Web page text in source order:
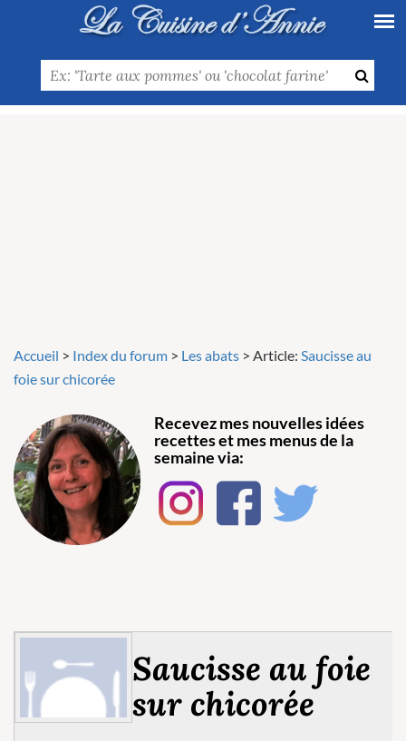
Accueil > Index du forum > Les abats > Article: Saucisse au
foie sur chicorée
Recevez mes nouvelles idées
recettes et mes menus de la
semaine via:
Saucisse au foie
sur chicorée